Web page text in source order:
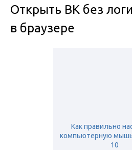
Открыть ВК без
в браузере
Как правильно
компьютерную
10